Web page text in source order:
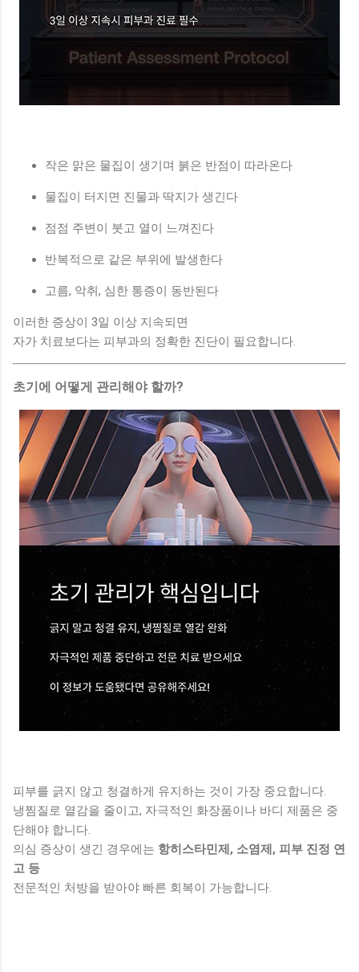
작은 맑은 물집이 생기며 붉은 반점이 따라온다
물집이 터지면 진물과 딱지가 생긴다
점점 주변이 붓고 열이 느껴진다
반복적으로 같은 부위에 발생한다
고름, 악취, 심한 통증이 동반된다
이러한 증상이 3일 이상 지속되면
자가 치료보다는 피부과의 정확한 진단이 필요합니다.
초기에 어떻게 관리해야 할까?
피부를 긁지 않고 청결하게 유지하는 것이 가장 중요합니다.
냉찜질로 열감을 줄이고, 자극적인 화장품이나 바디 제품은 중
단해야 합니다.
의심 증상이 생긴 경우에는 항히스타민제, 소염제, 피부 진정 연
고 등
전문적인 처방을 받아야 빠른 회복이 가능합니다.